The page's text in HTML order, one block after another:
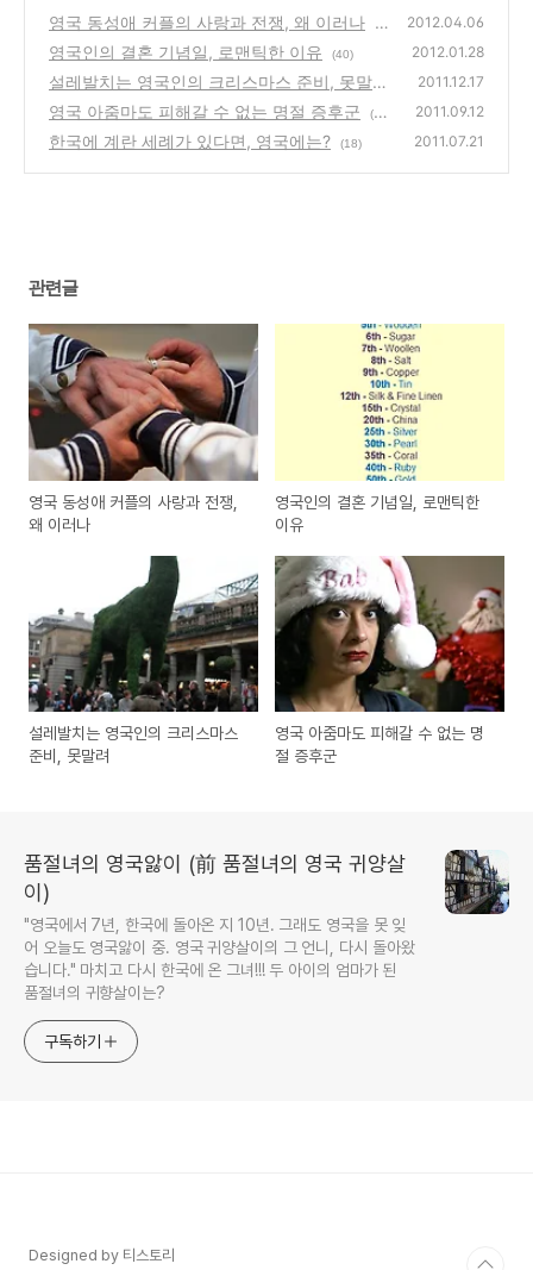
영국 동성애 커플의 사랑과 전쟁, 왜 이러나
(4
9)
2012.04.06
영국인의 결혼 기념일, 로맨틱한 이유 (40) 2012.01.28
설레발치는 영국인의 크리스마스 준비, 못말려
(14)
2011.12.17
영국 아줌마도 피해갈 수 없는 명절 증후군
(1
3)
2011.09.12
한국에 계란 세례가 있다면, 영국에는? (18) 2011.07.21
관련글
영국 동성애 커플의 사랑과 전쟁,
왜 이러나
영국인의 결혼 기념일, 로맨틱한
이유
설레발치는 영국인의 크리스마스
준비, 못말려
영국 아줌마도 피해갈 수 없는 명
절 증후군
품절녀의 영국앓이 (前 품절녀의 영국 귀양살
이)
"영국에서 7년, 한국에 돌아온 지 10년. 그래도 영국을 못 잊
어 오늘도 영국앓이 중. 영국 귀양살이의 그 언니, 다시 돌아왔
습니다." 마치고 다시 한국에 온 그녀!!! 두 아이의 엄마가 된
품절녀의 귀향살이는?
구독하기
Designed by 티스토리